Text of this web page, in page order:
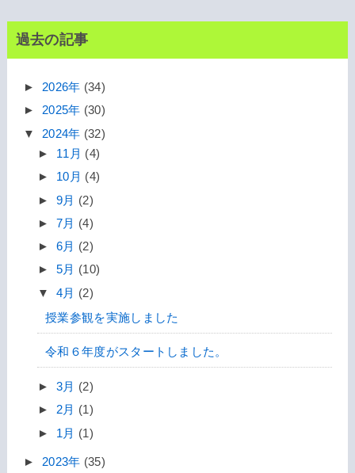
過去の記事
► 2026年 (34)
► 2025年 (30)
▼ 2024年 (32)
► 11月 (4)
► 10月 (4)
► 9月 (2)
► 7月 (4)
► 6月 (2)
► 5月 (10)
▼ 4月 (2)
授業参観を実施しました
令和６年度がスタートしました。
► 3月 (2)
► 2月 (1)
► 1月 (1)
► 2023年 (35)